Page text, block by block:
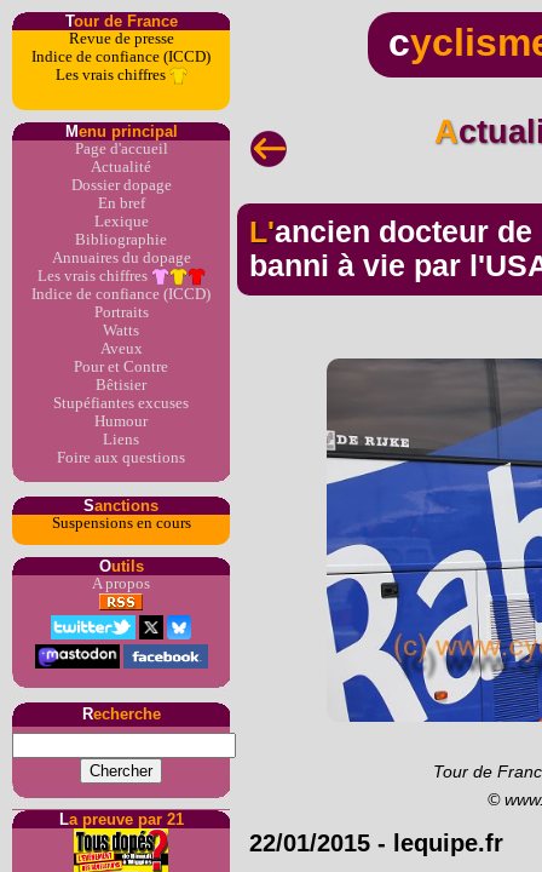
Tour de France
Revue de presse
Indice de confiance (ICCD)
Les vrais chiffres
Menu principal
Page d'accueil
Actualité
Dossier dopage
En bref
Lexique
Bibliographie
Annuaires du dopage
Les vrais chiffres
Indice de confiance (ICCD)
Portraits
Watts
Aveux
Pour et Contre
Bêtisier
Stupéfiantes excuses
Humour
Liens
Foire aux questions
Sanctions
Suspensions en cours
Outils
A propos
Recherche
La preuve par 21
c
L'ancien docteur de la Sky et de la Rabobank
banni à vie par
Tour de
©
22/01/2015 - lequipe.fr